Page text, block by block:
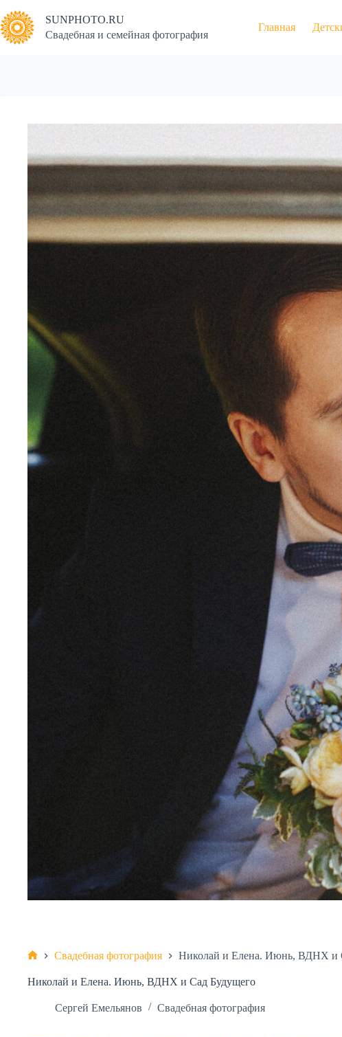
к
сути
SUNPHOTO.RU
Свадебная и семейная фотография
Главная
Свадебная фотография Николай и Елена. Июнь, ВДНХ и
Николай и Елена. Июнь, ВДНХ и Сад Будущего
Сергей Емельянов Свадебная фотография